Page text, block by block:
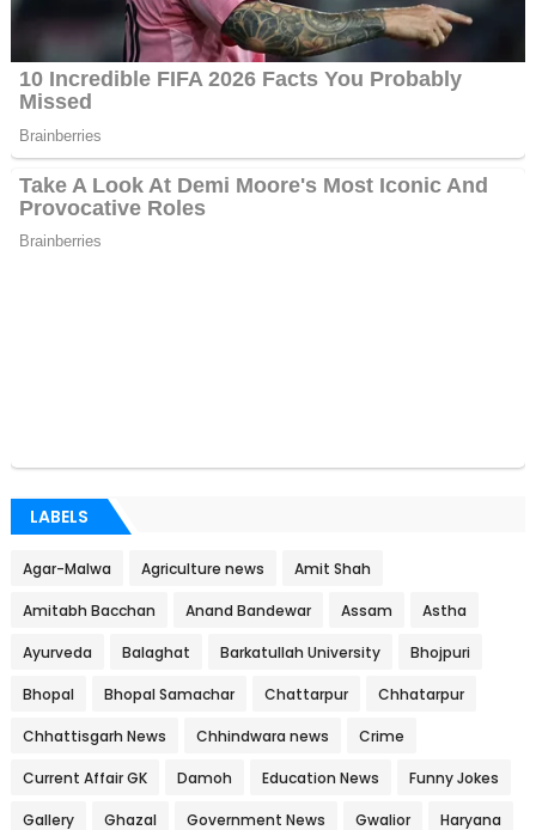
LABELS
Agar-Malwa Agriculture news Amit Shah
Amitabh Bacchan Anand Bandewar Assam Astha
Ayurveda Balaghat Barkatullah University Bhojpuri
Bhopal Bhopal Samachar Chattarpur Chhatarpur
Chhattisgarh News Chhindwara news Crime
Current Affair GK Damoh Education News Funny Jokes
Gallery Ghazal Government News Gwalior Haryana